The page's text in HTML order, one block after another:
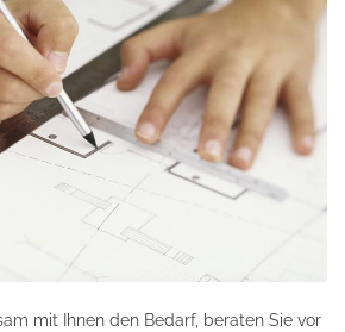
mit Ihnen den Bedarf, beraten Sie vor